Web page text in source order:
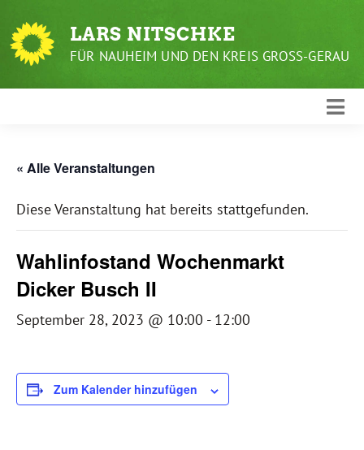
zum
Inhalt
LARS NITSCHKE
FÜR NAUHEIM UND DEN KREIS GROSS-GERAU
« Alle Veranstaltungen
Diese Veranstaltung hat bereits stattgefunden.
Wahlinfostand Wochenmarkt
Dicker Busch II
September 28, 2023 @ 10:00 - 12:00
Zum Kalender hinzufügen